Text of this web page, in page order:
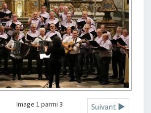
Suivant ►
Image 1 parmi 3